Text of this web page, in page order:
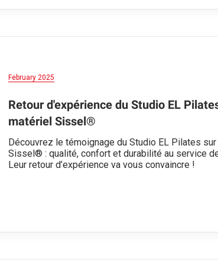
February 2025
Retour d'expérience du Studio EL
matériel Sissel®
Découvrez le témoignage du Studio EL Pilates
Sissel® : qualité, confort et durabilité au service
Leur retour d’expérience va vous convaincre !